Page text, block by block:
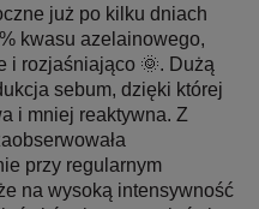
już po kilku dniach
kwasu azelainowego,
i rozjaśniająco 🌞. Dużą
sebum, dzięki której
i mniej reaktywna. Z
przy regularnym
na wysoką intensywność